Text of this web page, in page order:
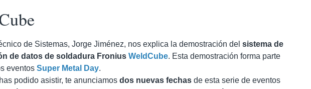
de Sistemas, Jorge Jiménez, nos explica la demostración del sistema de
de datos de soldadura Fronius WeldCube. Esta demostración forma parte
eventos Super Metal Day.
podido asistir, te anunciamos dos nuevas fechas de esta serie de eventos